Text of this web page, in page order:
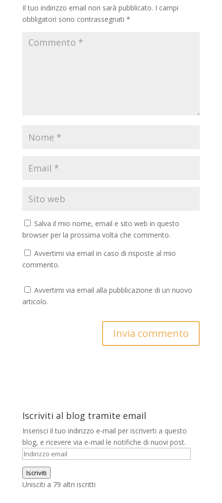
Il tuo indirizzo email non sarà pubblicato. I campi
obbligatori sono contrassegnati *
Salva il mio nome, email e sito web in questo
browser per la prossima volta che commento.
Avvertimi via email in caso di risposte al mio
commento.
Avvertimi via email alla pubblicazione di un nuovo
articolo.
Iscriviti al blog tramite email
Inserisci il tuo indirizzo e-mail per iscriverti a questo
blog, e ricevere via e-mail le notifiche di nuovi post.
Indirizzo
email
Iscriviti
Unisciti a 79 altri iscritti